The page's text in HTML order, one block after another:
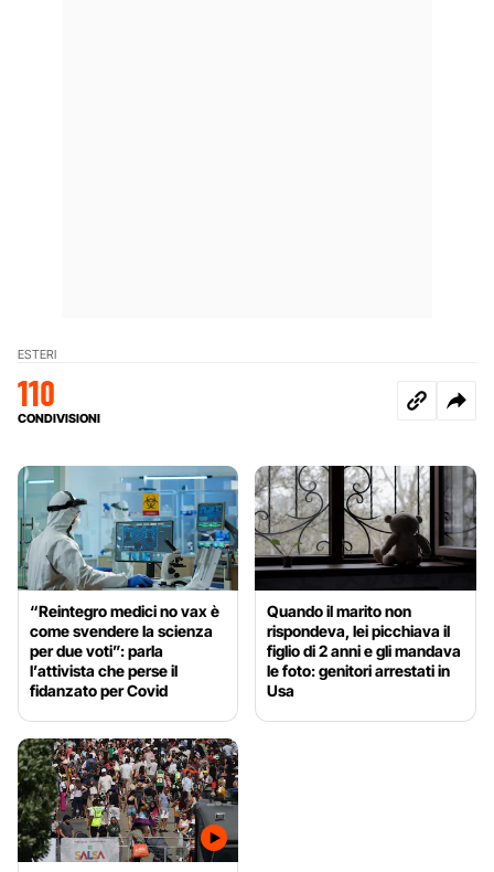
ESTERI
110
CONDIVISIONI
“Reintegro medici no vax è
come svendere la scienza
per due voti”: parla
l’attivista che perse il
fidanzato per Covid
Quando il marito non
rispondeva, lei picchiava il
figlio di 2 anni e gli mandava
le foto: genitori arrestati in
Usa